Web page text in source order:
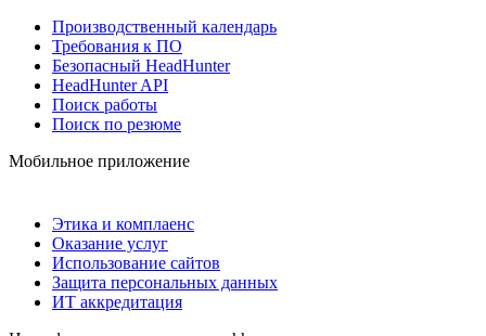
Производственный календарь
Требования к ПО
Безопасный HeadHunter
HeadHunter API
Поиск работы
Поиск по резюме
Мобильное приложение
Этика и комплаенс
Оказание услуг
Использование сайтов
Защита персональных данных
ИТ аккредитация